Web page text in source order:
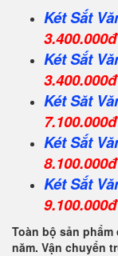
Két Sắt
3.400.000đ
Két Sắt
3.400.000đ
Két Săt
7.100.000đ
Két Sắt
8.100.000đ
Két Sắt
9.100.000đ
Toàn bộ sản
năm. Vận chuyển